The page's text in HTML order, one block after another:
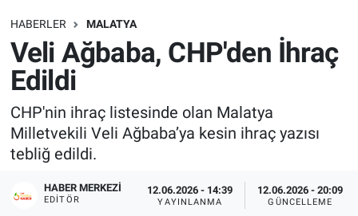
HABERLER MALATYA
Veli Ağbaba, CHP'den İhraç
Edildi
CHP'nin ihraç listesinde olan Malatya
Milletvekili Veli Ağbaba’ya kesin ihraç yazısı
tebliğ edildi.
HABER MERKEZI
EDITÖR
12.06.2026 - 14:39
YAYINLANMA
12.06.2026 - 20:09
GÜNCELLEME
DİĞER
EKONOMİ
Tüm Manşetler
Son Dakika Haberleri